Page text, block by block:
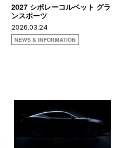
2027 シボレーコルベット グラ
ンスポーツ
2026.03.24
NEWS & INFORMATION